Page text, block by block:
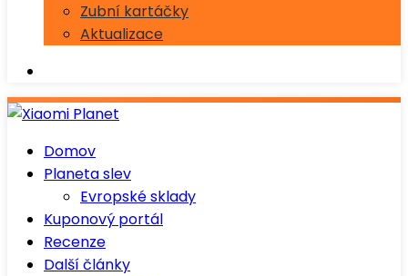
Zubní kartáčky
Aktualizace
Domov
Planeta slev
Evropské sklady
Kuponový portál
Recenze
Další články